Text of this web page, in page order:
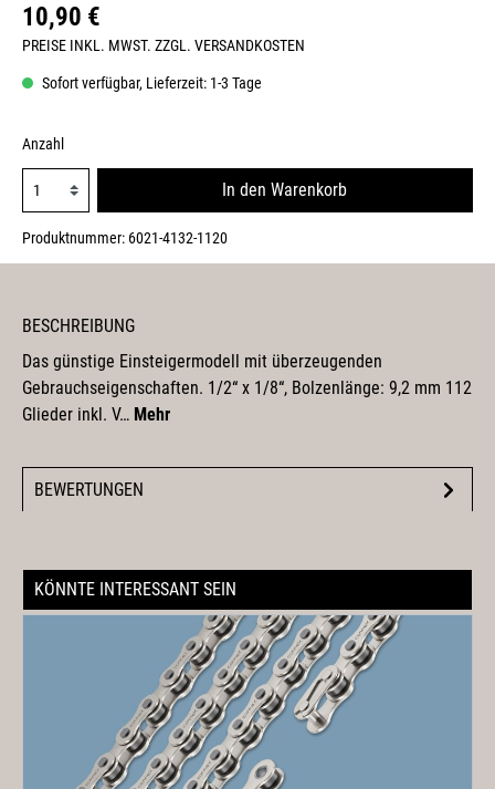
10,90 €
PREISE INKL. MWST. ZZGL. VERSANDKOSTEN
Sofort verfügbar, Lieferzeit: 1-3 Tage
Anzahl
In den Warenkorb
Produktnummer: 6021-4132-1120
BESCHREIBUNG
Das günstige Einsteigermodell mit überzeugenden
Gebrauchseigenschaften. 1/2“ x 1/8“, Bolzenlänge: 9,2 mm 112
Glieder inkl. V… Mehr
BEWERTUNGEN
KÖNNTE INTERESSANT SEIN